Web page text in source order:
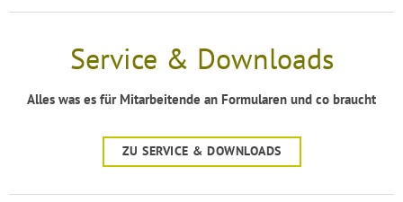
Service & Downloads
Alles was es für Mitarbeitende an Formularen und co braucht
ZU SERVICE & DOWNLOADS